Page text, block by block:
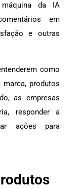
da IA
em
e outras
como
produtos
as empresas
responder a
ações para